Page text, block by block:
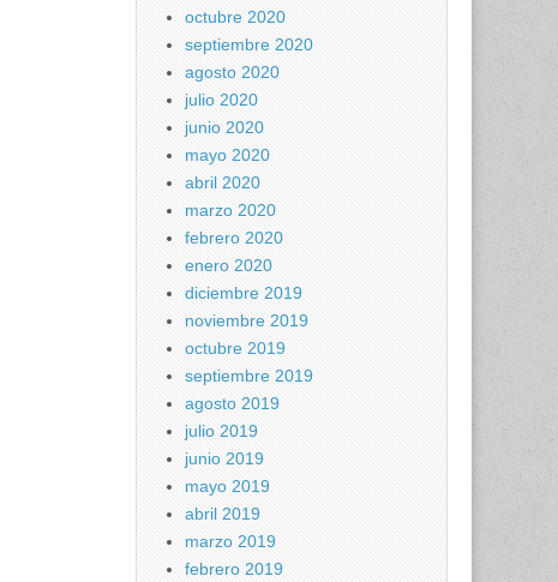
octubre 2020
septiembre 2020
agosto 2020
julio 2020
junio 2020
mayo 2020
abril 2020
marzo 2020
febrero 2020
enero 2020
diciembre 2019
noviembre 2019
octubre 2019
septiembre 2019
agosto 2019
julio 2019
junio 2019
mayo 2019
abril 2019
marzo 2019
febrero 2019